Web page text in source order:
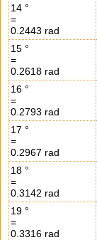
14 °
=
0.2443 rad
15 °
=
0.2618 rad
16 °
=
0.2793 rad
17 °
=
0.2967 rad
18 °
=
0.3142 rad
19 °
=
0.3316 rad